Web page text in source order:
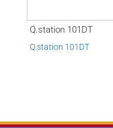
Q.station 101DT
Q.station 101DT